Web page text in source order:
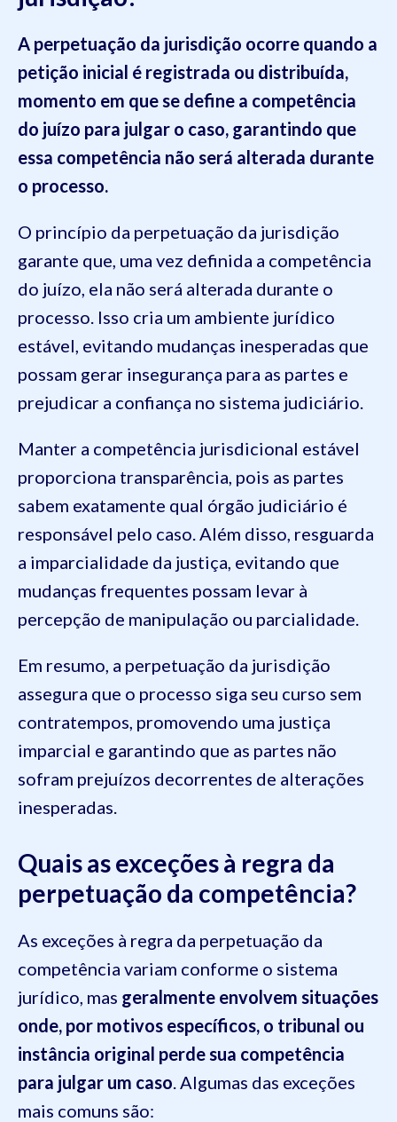
A perpetuação da jurisdição ocorre quando a
petição inicial é registrada ou distribuída,
momento em que se define a competência
do juízo para julgar o caso, garantindo que
essa competência não será alterada durante
o processo.
O princípio da perpetuação da jurisdição
garante que, uma vez definida a competência
do juízo, ela não será alterada durante o
processo. Isso cria um ambiente jurídico
estável, evitando mudanças inesperadas que
possam gerar insegurança para as partes e
prejudicar a confiança no sistema judiciário.
Manter a competência jurisdicional estável
proporciona transparência, pois as partes
sabem exatamente qual órgão judiciário é
responsável pelo caso. Além disso, resguarda
a imparcialidade da justiça, evitando que
mudanças frequentes possam levar à
percepção de manipulação ou parcialidade.
Em resumo, a perpetuação da jurisdição
assegura que o processo siga seu curso sem
contratempos, promovendo uma justiça
imparcial e garantindo que as partes não
sofram prejuízos decorrentes de alterações
inesperadas.
Quais as exceções à regra da
perpetuação da competência?
As exceções à regra da perpetuação da
competência variam conforme o sistema
jurídico, mas geralmente envolvem situações
onde, por motivos específicos, o tribunal ou
instância original perde sua competência
para julgar um caso . Algumas das exceções
mais comuns são: